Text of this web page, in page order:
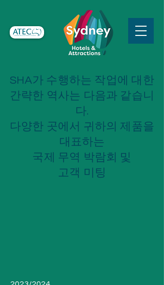
SHA가 수행하는 작업에 대한
간략한 역사는 다음과 같습니
다.
다양한 곳에서 귀하의 제품을
대표하는
국제 무역 박람회 및
고객 미팅